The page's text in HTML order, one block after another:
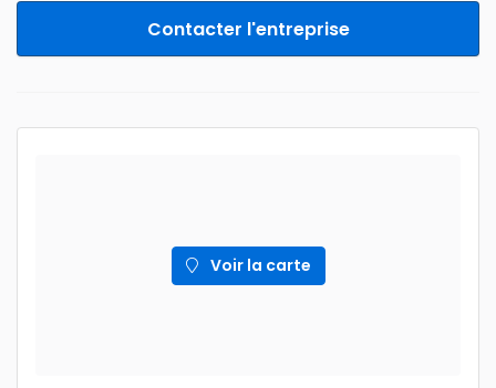
Contacter l'entreprise
Voir la carte